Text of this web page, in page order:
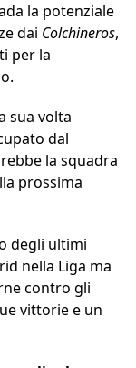
la potenziale
dai Colchineros,
per la
sua volta
dal
la squadra
prossima
degli ultimi
nella Liga ma
contro gli
vittorie e un